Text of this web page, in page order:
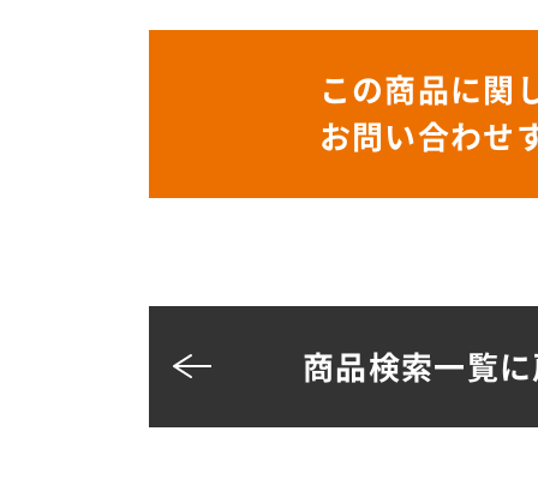
この商品に関
お問い合わせ
商品検索一覧